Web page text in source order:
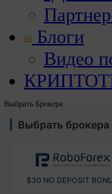
Блоги
Видео
Выбрать Брокера
Выбрать брокера
$30 NO DEPOSIT